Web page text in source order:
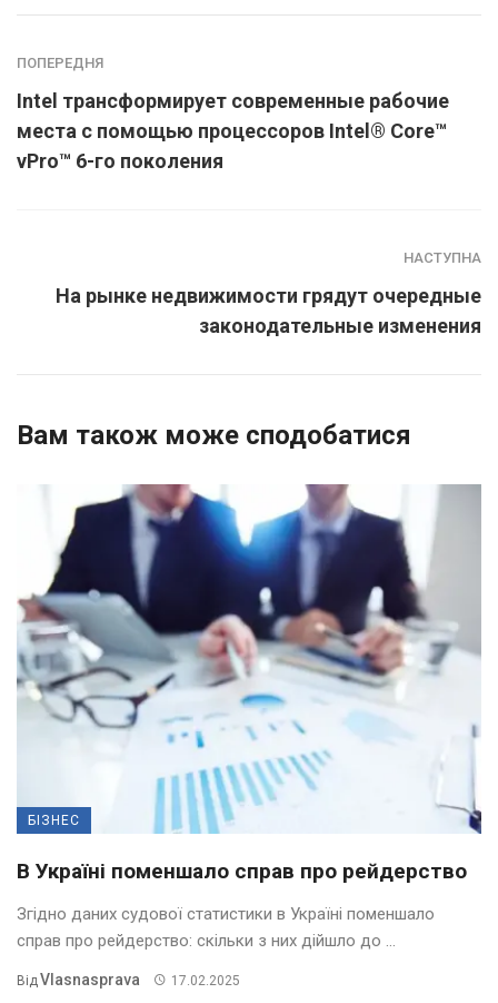
ПОПЕРЕДНЯ
Intel трансформирует современные рабочие
места с помощью процессоров Intel® Core™
vPro™ 6-го поколения
НАСТУПНА
На рынке недвижимости грядут очередные
законодательные изменения
Вам також може сподобатися
БІЗНЕС
В Україні поменшало справ про рейдерство
Згідно даних судової статистики в Україні поменшало
справ про рейдерство: скільки з них дійшло до ...
Від Vlasnasprava 17.02.2025